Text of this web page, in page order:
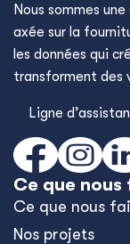
Nous sommes
axée sur la
les données qui
transforment des
Ligne
Ce que nous
Ce que nous
Nos projets